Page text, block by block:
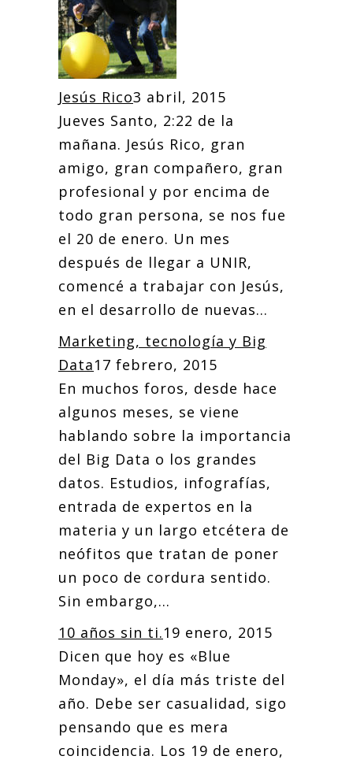
Jesús Rico3 abril, 2015
Jueves Santo, 2:22 de la
mañana. Jesús Rico, gran
amigo, gran compañero, gran
profesional y por encima de
todo gran persona, se nos fue
el 20 de enero. Un mes
después de llegar a UNIR,
comencé a trabajar con Jesús,
en el desarrollo de nuevas...
Marketing, tecnología y Big
Data17 febrero, 2015
En muchos foros, desde hace
algunos meses, se viene
hablando sobre la importancia
del Big Data o los grandes
datos. Estudios, infografías,
entrada de expertos en la
materia y un largo etcétera de
neófitos que tratan de poner
un poco de cordura sentido.
Sin embargo,...
10 años sin ti.19 enero, 2015
Dicen que hoy es «Blue
Monday», el día más triste del
año. Debe ser casualidad, sigo
pensando que es mera
coincidencia. Los 19 de enero,